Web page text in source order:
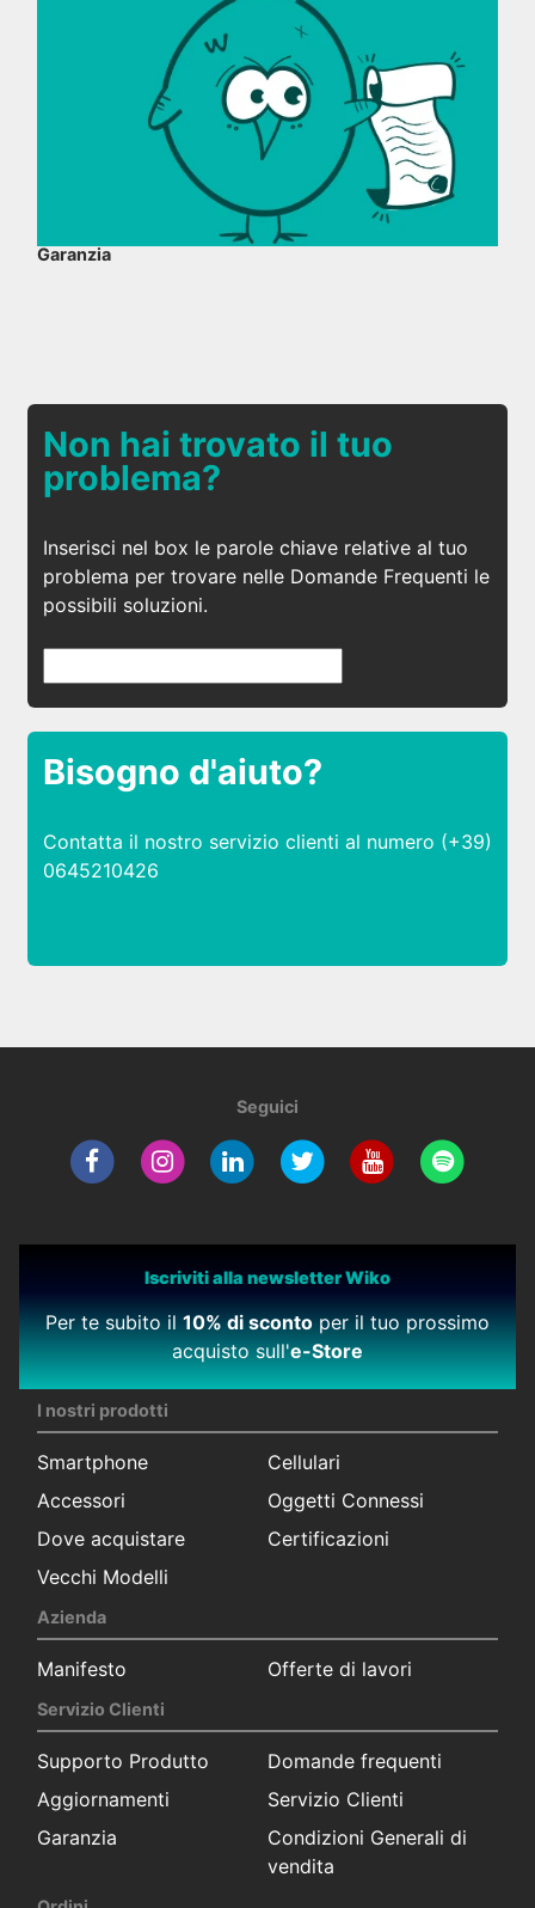
Garanzia
Non hai trovato il tuo
problema?
Inserisci nel box le parole chiave relative al tuo
problema per trovare nelle Domande Frequenti le
possibili soluzioni.
Bisogno d'aiuto?
Contatta il nostro servizio clienti al numero (+39)
0645210426
Seguici
Iscriviti alla newsletter Wiko
Per te subito il10% di scontoper il tuo prossimo
acquisto sull'e-Store
I nostri prodotti
Smartphone
Cellulari
Accessori
Oggetti Connessi
Dove acquistare
Certificazioni
Vecchi Modelli
Azienda
Manifesto Offerte di lavori
Servizio Clienti
Supporto Produtto
Domande frequenti
Aggiornamenti
Servizio Clienti
Garanzia
Condizioni Generali di
vendita